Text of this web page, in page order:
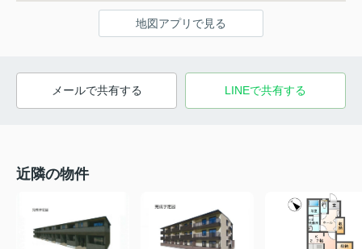
地図アプリで見る
メールで共有する LINEで共有する
近隣の物件